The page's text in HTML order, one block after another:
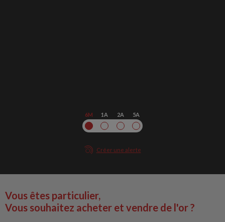
6M 1A 2A 5A
Créer une alerte
Vous êtes particulier,
Vous souhaitez acheter et vendre de l'or ?